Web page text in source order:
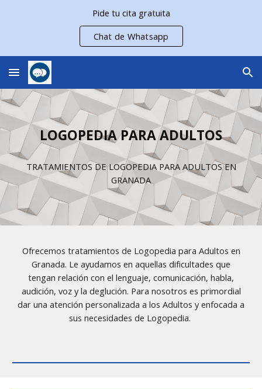
Pide tu cita gratuita
Chat de Whatsapp
LOGOPEDIA PARA ADULTOS
TRATAMIENTOS DE LOGOPEDIA PARA ADULTOS EN
GRANADA
Ofrecemos tratamientos de Logopedia para Adultos en
Granada. Le ayudamos en aquellas dificultades que
tengan relación con el lenguaje, comunicación, habla,
audición, voz y la deglución. Para nosotros es primordial
dar una atención personalizada a los Adultos y enfocada a
sus necesidades de Logopedia.